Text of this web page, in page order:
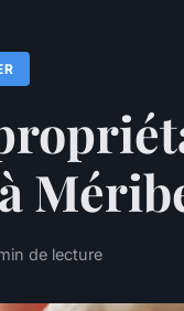
de lecture